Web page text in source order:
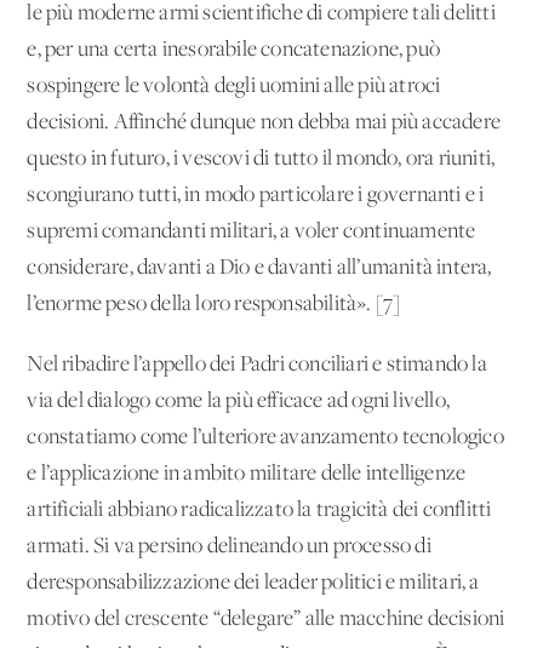
le più moderne armi scientifiche di compiere tali delitti
e, per una certa inesorabile concatenazione, può
sospingere le volontà degli uomini alle più atroci
decisioni. Affinché dunque non debba mai più accadere
questo in futuro, i vescovi di tutto il mondo, ora riuniti,
scongiurano tutti, in modo particolare i governanti e i
supremi comandanti militari, a voler continuamente
considerare, davanti a Dio e davanti all’umanità intera,
l’enorme peso della loro responsabilità». [7]
Nel ribadire l’appello dei Padri conciliari e stimando la
via del dialogo come la più efficace ad ogni livello,
constatiamo come l’ulteriore avanzamento tecnologico
e l’applicazione in ambito militare delle intelligenze
artificiali abbiano radicalizzato la tragicità dei conflitti
armati. Si va persino delineando un processo di
deresponsabilizzazione dei leader politici e militari, a
motivo del crescente “delegare” alle macchine decisioni